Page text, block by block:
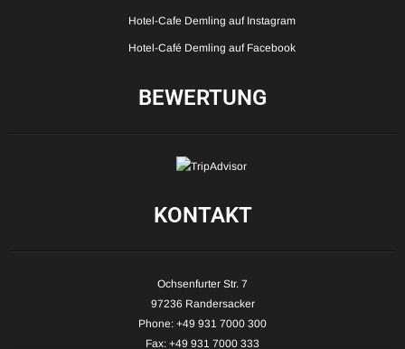
Hotel-Cafe Demling auf Instagram
Hotel-Café Demling auf Facebook
BEWERTUNG
KONTAKT
Ochsenfurter Str. 7
97236 Randersacker
Phone: +49 931 7000 300
Fax: +49 931 7000 333